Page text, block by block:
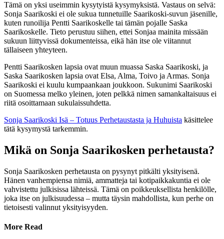
Tämä on yksi useimmin kysytyistä kysymyksistä. Vastaus on selvä:
Sonja Saarikoski ei ole sukua tunnetuille Saarikoski-suvun jäsenille,
kuten runoilija Pentti Saarikoskelle tai tämän pojalle Saska
Saarikoskelle. Tieto perustuu siihen, ettei Sonjaa mainita missään
sukuun liittyvissä dokumenteissa, eikä hän itse ole viitannut
tällaiseen yhteyteen.
Pentti Saarikosken lapsia ovat muun muassa Saska Saarikoski, ja
Saska Saarikosken lapsia ovat Elsa, Alma, Toivo ja Armas. Sonja
Saarikoski ei kuulu kumpaankaan joukkoon. Sukunimi Saarikoski
on Suomessa melko yleinen, joten pelkkä nimen samankaltaisuus ei
riitä osoittamaan sukulaissuhdetta.
Sonja Saarikoski Isä – Totuus Perhetaustasta ja Huhuista käsittelee
tätä kysymystä tarkemmin.
Mikä on Sonja Saarikosken perhetausta?
Sonja Saarikosken perhetausta on pysynyt pitkälti yksityisenä.
Hänen vanhempiensa nimiä, ammatteja tai kotipaikkakuntia ei ole
vahvistettu julkisissa lähteissä. Tämä on poikkeuksellista henkilölle,
joka itse on julkisuudessa – mutta täysin mahdollista, kun perhe on
tietoisesti valinnut yksityisyyden.
More Read